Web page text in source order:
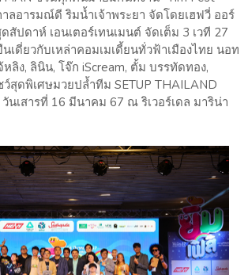
ลอารมณ์ดี ริมน้ำเจ้าพระยา จัดโดยเฮฟวี่ ออร์
สัปดาห์ เอนเตอร์เทนเมนต์ จัดเต็ม 3 เวที 27
เดี่ยวกับเหล่าคอมเมเดี้ยนทั่วฟ้าเมืองไทย นอท
หลิง, ลินิน, โจ๊ก iScream, ตั้ม บรรทัดทอง,
สุดพิเศษมวยปล้ำทีม SETUP THAILAND
วันเสารที่ 16 มีนาคม 67 ณ ริเวอร์เดล มาริน่า